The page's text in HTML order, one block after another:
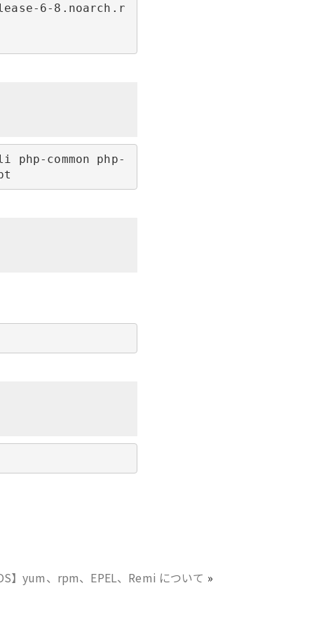
6-8.noarch.r
common php-
】yum、rpm、EPEL、Remi について »